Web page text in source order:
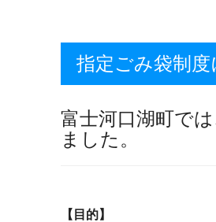
指定ごみ袋制度
富士河口湖町では
ました。
【目的】